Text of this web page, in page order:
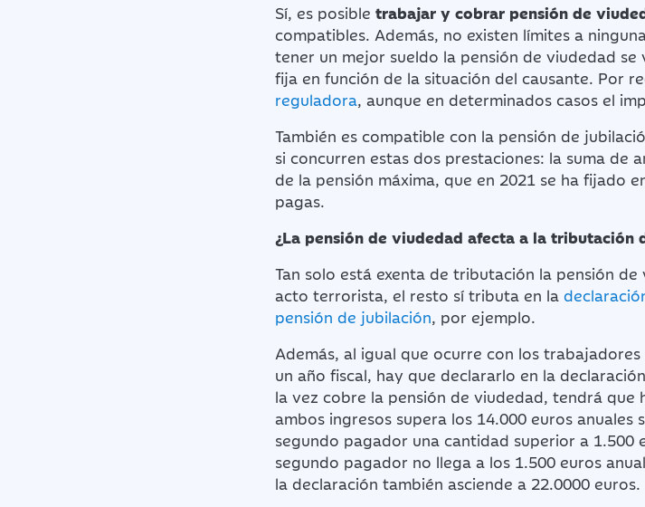
Sí, es posible trabajar y cobrar pensión de
compatibles. Además, no existen límites a
tener un mejor sueldo la pensión de viudedad
fija en función de la situación del causante. Por
reguladora, aunque en determinados casos el
También es compatible con la pensión de
si concurren estas dos prestaciones: la suma de
de la pensión máxima, que en 2021 se ha fijado
pagas.
¿La pensión de viudedad afecta a la tributación
Tan solo está exenta de tributación la pensión
acto terrorista, el resto sí tributa en la
pensión de jubilación, por ejemplo.
Además, al igual que ocurre con los
un año fiscal, hay que declararlo en la
la vez cobre la pensión de viudedad, tendrá que
ambos ingresos supera los 14.000 euros
segundo pagador una cantidad superior a 1.500
segundo pagador no llega a los 1.500 euros
la declaración también asciende a 22.0000 euros.